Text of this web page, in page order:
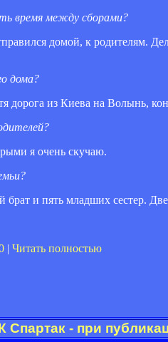
время между сборами?
домой, к родителям.
дома?
дорога из Киева на Волынь,
я очень скучаю.
и пять младших сестер.
| Читать полностью
Спартак - при